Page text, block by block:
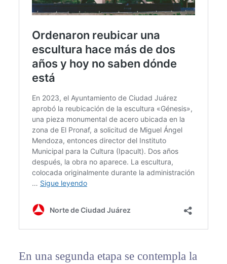
En una segunda etapa se contempla la